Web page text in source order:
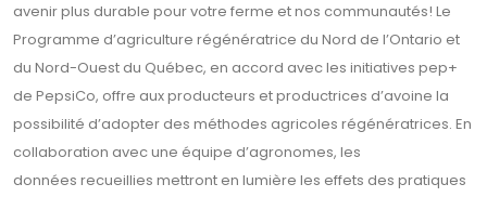
avenir plus durable pour votre ferme et nos communautés! Le
Programme d’agriculture régénératrice du Nord de l’Ontario et
du Nord-Ouest du Québec, en accord avec les initiatives pep+
de PepsiCo, offre aux producteurs et productrices d’avoine la
possibilité d’adopter des méthodes agricoles régénératrices. En
collaboration avec une équipe d’agronomes, les
données recueillies mettront en lumière les effets des pratiques